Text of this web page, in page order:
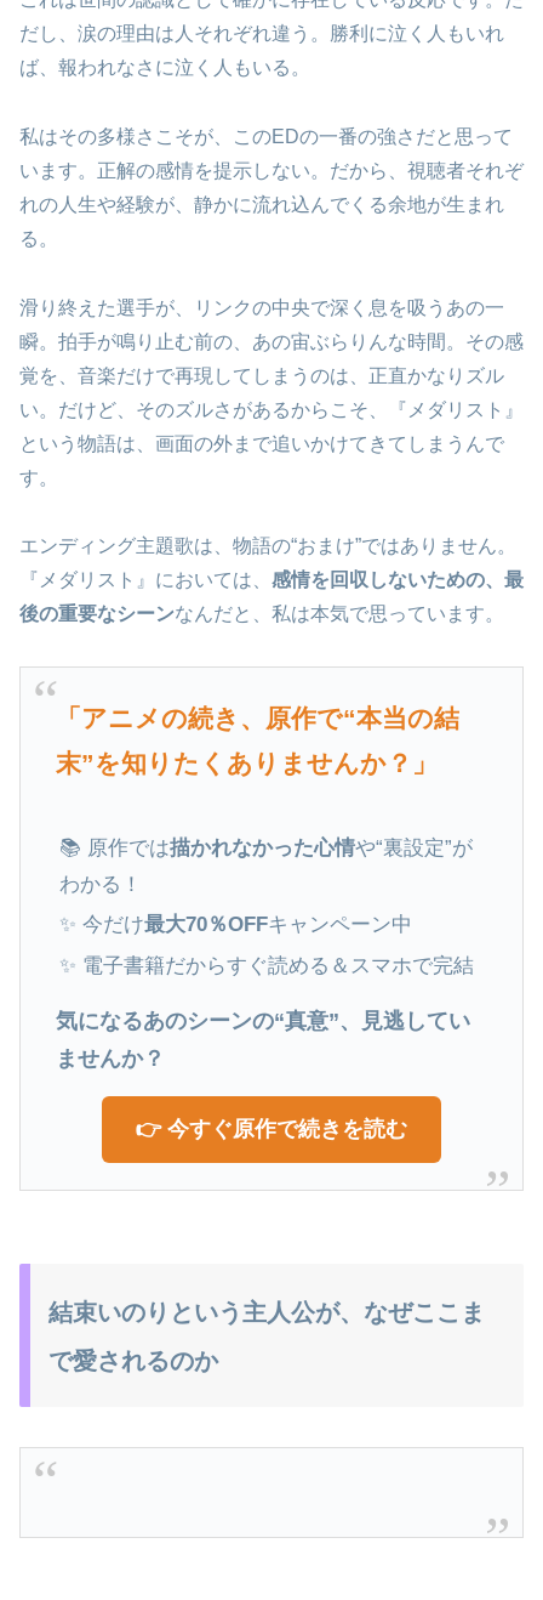
だし、涙の理由は人それぞれ違う。勝利に泣く人もいれ
ば、報われなさに泣く人もいる。
私はその多様さこそが、このEDの一番の強さだと思って
います。正解の感情を提示しない。だから、視聴者それぞ
れの人生や経験が、静かに流れ込んでくる余地が生まれ
る。
滑り終えた選手が、リンクの中央で深く息を吸うあの一
瞬。拍手が鳴り止む前の、あの宙ぶらりんな時間。その感
覚を、音楽だけで再現してしまうのは、正直かなりズル
い。だけど、そのズルさがあるからこそ、『メダリスト』
という物語は、画面の外まで追いかけてきてしまうんで
す。
エンディング主題歌は、物語の“おまけ”ではありません。
『メダリスト』においては、 感情を回収しないための、最
後の重要なシーンなんだと、私は本気で思っています。
「アニメの続き、原作で“本当の結
末”を知りたくありませんか？」
📚 原作では描かれなかった心情や“裏設定”が
わかる！
✨ 今だけ最大70％OFFキャンペーン中
✨ 電子書籍だからすぐ読める＆スマホで完結
気になるあのシーンの“真意”、見逃してい
ませんか？
👉 今すぐ原作で続きを読む
結束いのりという主人公が、なぜここま
で愛されるのか